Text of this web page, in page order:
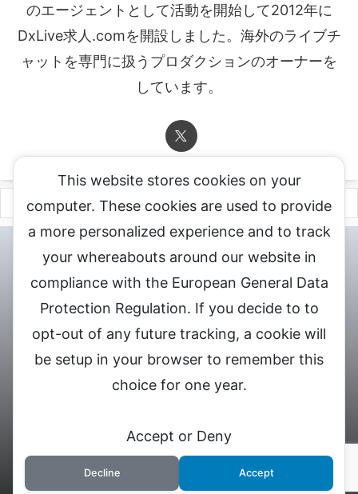
のエージェントとして活動を開始して2012年に
DxLive求人.comを開設しました。海外のライブチ
ャットを専門に扱うプロダクションのオーナーを
しています。
チャットレディ登録申込 DXLIVE求人.comへお問合せ
DXLIVE 退
会・解約・移籍の申請
式サイト
DXLIVEのチャットレディ求人情報サイト
This website stores cookies on your
computer. These cookies are used to provide
a more personalized experience and to track
your whereabouts around our website in
compliance with the European General Data
Protection Regulation. If you decide to to
opt-out of any future tracking, a cookie will
be setup in your browser to remember this
choice for one year.
Accept or Deny
Decline Accept